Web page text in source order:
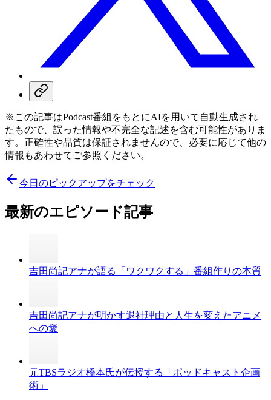
※この記事はPodcast番組をもとにAIを用いて自動生成され
たもので、誤った情報や不完全な記述を含む可能性がありま
す。正確性や品質は保証されませんので、必要に応じて他の
情報もあわせてご参照ください。
今日のピックアップをチェック
最新のエピソード記事
吉田尚記アナが語る「ワクワクする」番組作りの本質
吉田尚記アナが明かす退社理由と人生を変えたアニメ
への愛
元TBSラジオ橋本氏が伝授する「ポッドキャスト企画
術」